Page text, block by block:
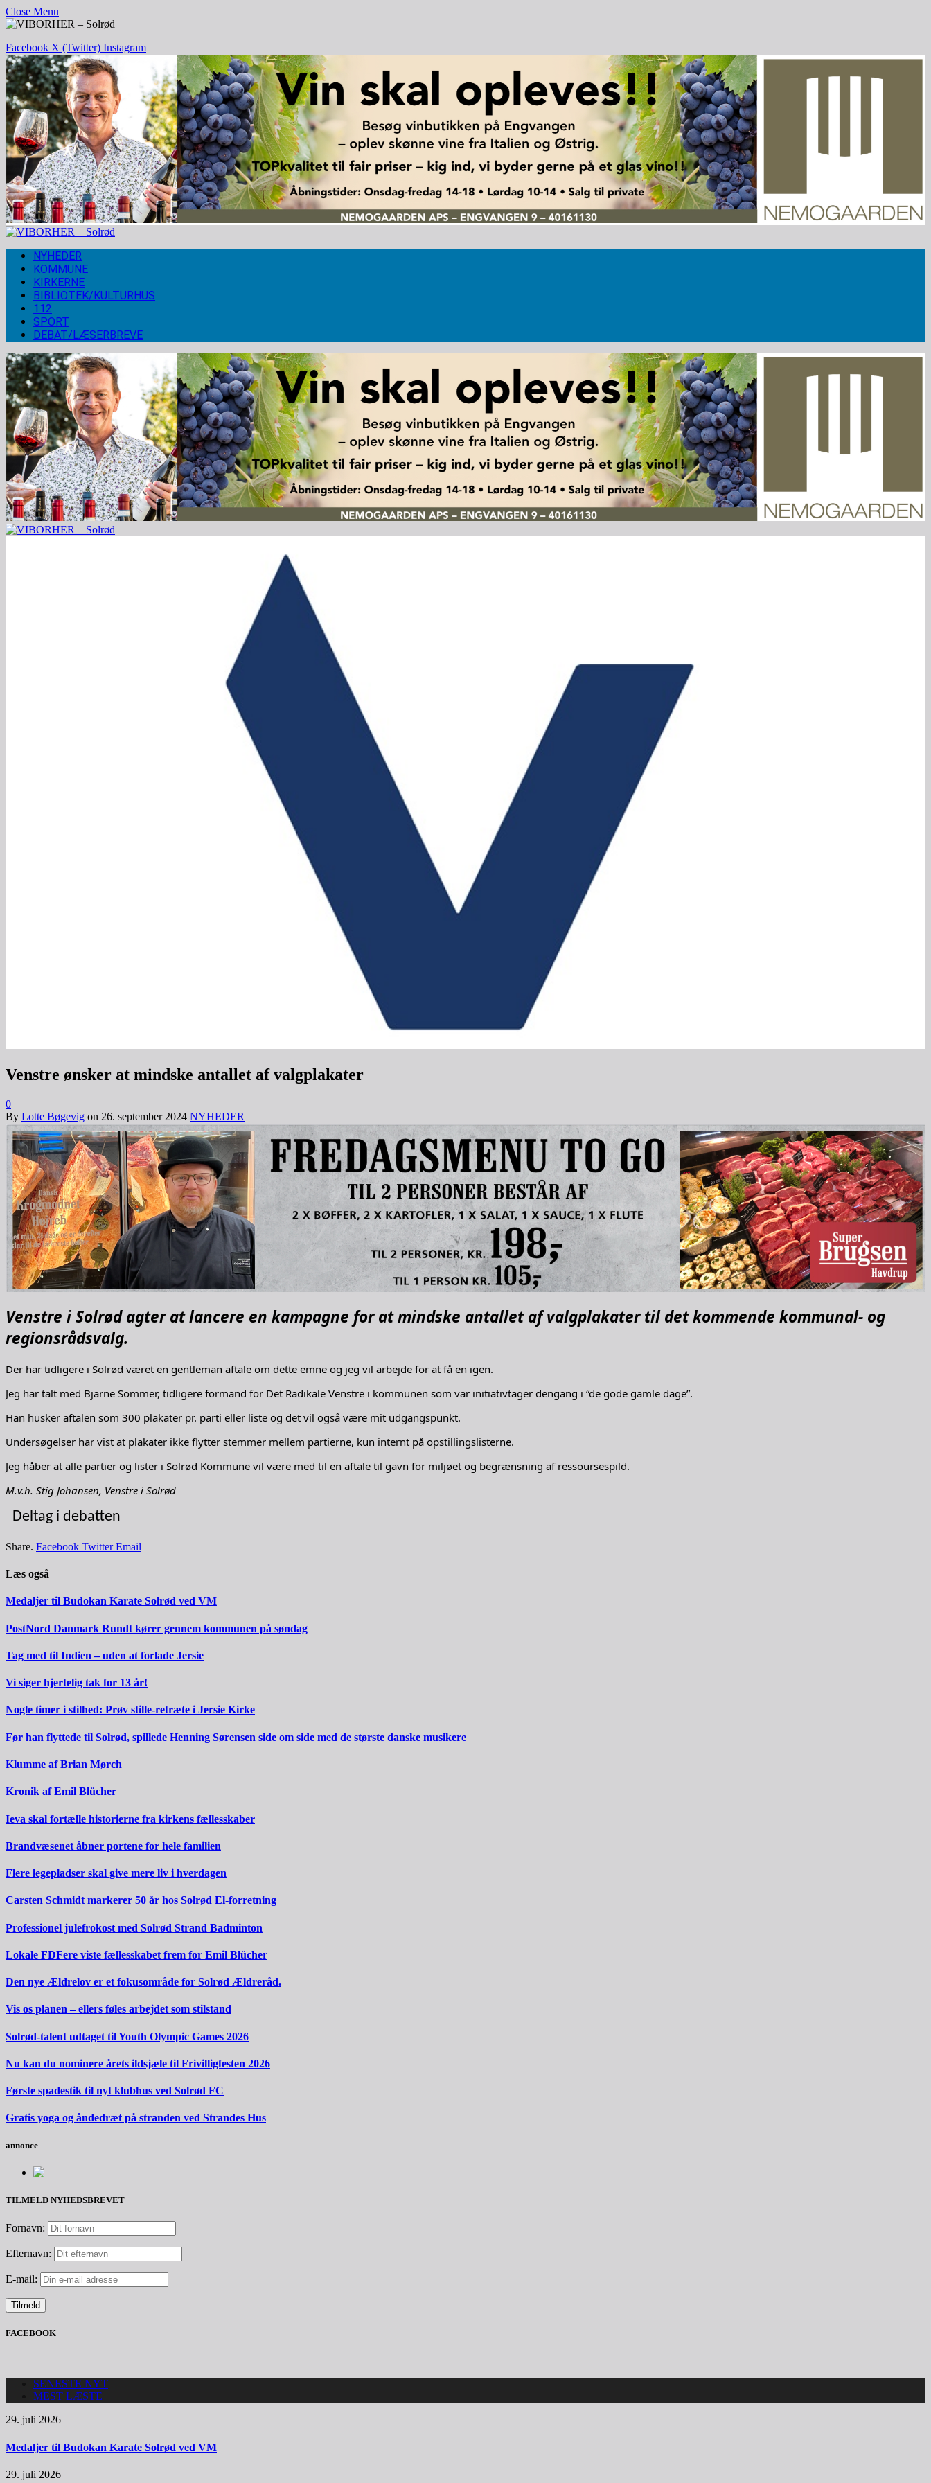
Close Menu
Facebook X (Twitter) Instagram
NYHEDER
KOMMUNE
KIRKERNE
BIBLIOTEK/KULTURHUS
112
SPORT
DEBAT/LÆSERBREVE
Venstre ønsker at mindske antallet af valgplakater
0
By Lotte Bøgevig on 26. september 2024 NYHEDER
Venstre i Solrød agter at lancere en kampagne for at mindske antallet af valgplakater til det kommende kommunal- og
regionsrådsvalg.
Der har tidligere i Solrød været en gentleman aftale om dette emne og jeg vil arbejde for at få en igen.
Jeg har talt med Bjarne Sommer, tidligere formand for Det Radikale Venstre i kommunen som var initiativtager dengang i “de gode gamle dage”.
Han husker aftalen som 300 plakater pr. parti eller liste og det vil også være mit udgangspunkt.
Undersøgelser har vist at plakater ikke flytter stemmer mellem partierne, kun internt på opstillingslisterne.
Jeg håber at alle partier og lister i Solrød Kommune vil være med til en aftale til gavn for miljøet og begrænsning af ressoursespild.
M.v.h. Stig Johansen, Venstre i Solrød
Deltag i debatten
Share. Facebook Twitter Email
Læs også
Medaljer til Budokan Karate Solrød ved VM
PostNord Danmark Rundt kører gennem kommunen på søndag
Tag med til Indien – uden at forlade Jersie
Vi siger hjertelig tak for 13 år!
Nogle timer i stilhed: Prøv stille-retræte i Jersie Kirke
Før han flyttede til Solrød, spillede Henning Sørensen side om side med de største danske musikere
Klumme af Brian Mørch
Kronik af Emil Blücher
Ieva skal fortælle historierne fra kirkens fællesskaber
Brandvæsenet åbner portene for hele familien
Flere legepladser skal give mere liv i hverdagen
Carsten Schmidt markerer 50 år hos Solrød El-forretning
Professionel julefrokost med Solrød Strand Badminton
Lokale FDFere viste fællesskabet frem for Emil Blücher
Den nye Ældrelov er et fokusområde for Solrød Ældreråd.
Vis os planen – ellers føles arbejdet som stilstand
Solrød-talent udtaget til Youth Olympic Games 2026
Nu kan du nominere årets ildsjæle til Frivilligfesten 2026
Første spadestik til nyt klubhus ved Solrød FC
Gratis yoga og åndedræt på stranden ved Strandes Hus
annonce
TILMELD NYHEDSBREVET
Fornavn:
Efternavn:
E-mail:
FACEBOOK
SENESTE NYT
MEST LÆSTE
29. juli 2026
Medaljer til Budokan Karate Solrød ved VM
29. juli 2026